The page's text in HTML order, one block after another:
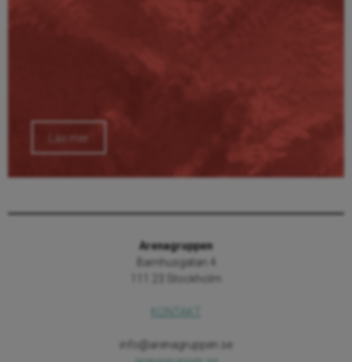
Läs mer
Arenagruppen
Barnhusgatan 4
111 23 Stockholm
info@arenagruppen.se